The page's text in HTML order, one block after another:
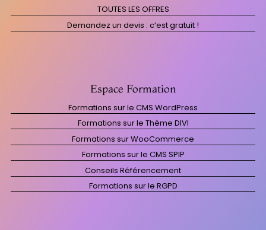
TOUTES LES OFFRES
Demandez un devis : c’est gratuit !
Espace Formation
Formations sur le CMS WordPress
Formations sur le Thème DIVI
Formations sur WooCommerce
Formations sur le CMS SPIP
Conseils Référencement
Formations sur le RGPD